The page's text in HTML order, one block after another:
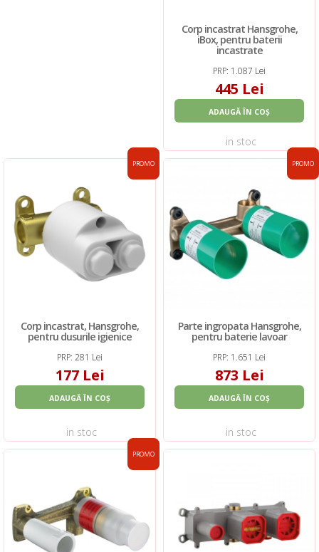
Corp incastrat Hansgrohe,
iBox, pentru baterii
incastrate
PRP: 1.087 Lei
445 Lei
ADAUGĂ ÎN COȘ
in stoc
PROMO
Corp incastrat, Hansgrohe,
pentru dusurile igienice
PRP: 281 Lei
177 Lei
ADAUGĂ ÎN COȘ
in stoc
PROMO
Parte ingropata Hansgrohe,
pentru baterie lavoar
PRP: 1.651 Lei
873 Lei
ADAUGĂ ÎN COȘ
in stoc
PROMO